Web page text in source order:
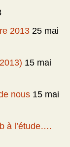
2013 25 mai
15 mai
nous 15 mai
à l’étude….